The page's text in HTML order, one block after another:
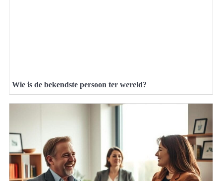
Wie is de bekendste persoon ter wereld?